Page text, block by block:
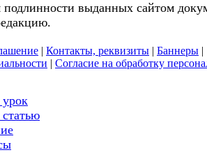
выданных сайтом
| Контакты, реквизиты | Баннеры |
| Согласие на обработку